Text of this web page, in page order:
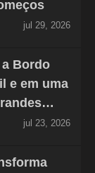
jul 29, 2026
Bordo
e em uma
jul 23, 2026